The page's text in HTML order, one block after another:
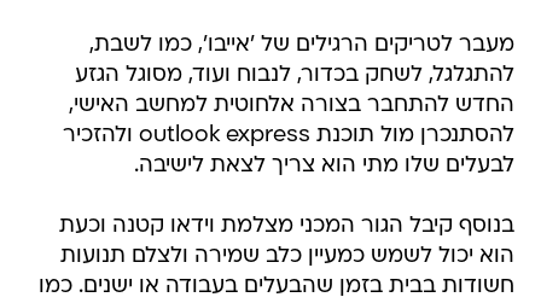
מעבר לטריקים הרגילים של 'אייבו', כמו לשבת,
להתגלגל, לשחק בכדור, לנבוח ועוד, מסוגל הגזע
החדש להתחבר בצורה אלחוטית למחשב האישי,
להסתנכרן מול תוכנת outlook express ולהזכיר
לבעלים שלו מתי הוא צריך לצאת לישיבה.
בנוסף קיבל הגור המכני מצלמת וידאו קטנה וכעת
הוא יכול לשמש כמעיין כלב שמירה ולצלם תנועות
חשודות בבית בזמן שהבעלים בעבודה או ישנים. כמו